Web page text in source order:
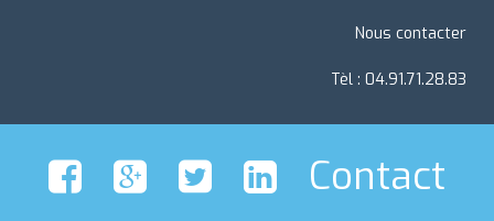
Nous contacter
Tèl : 04.91.71.28.83
Contact